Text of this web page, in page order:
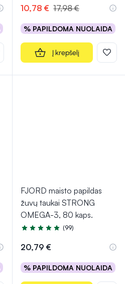
10,78 € 17,98 €
% PAPILDOMA NUOLAIDA
Į krepšelį
FJORD maisto papildas
žuvų taukai STRONG
OMEGA-3, 80 kaps.
Įvertinimas 4.9 iš 5
(99)
20,79 €
% PAPILDOMA NUOLAIDA